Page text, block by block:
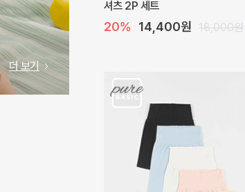
더 보기
10% 24,300원